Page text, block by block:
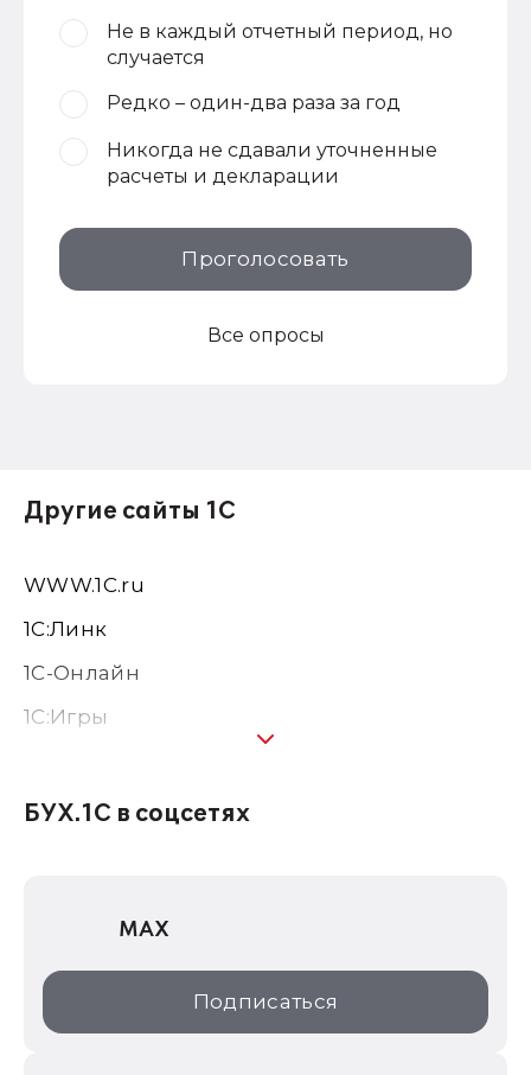
Не в каждый отчетный период, но
случается
Редко – один-два раза за год
Никогда не сдавали уточненные
расчеты и декларации
Проголосовать
Все опросы
Другие сайты 1С
WWW.1С.ru
1С:Линк
1С-Онлайн
1C:Игры
1С:Консалтинг
1С:Дистрибьюция
1С:Образование
ИТС.1C.ru
БУХ.1С в соцсетях
MAX
Подписаться